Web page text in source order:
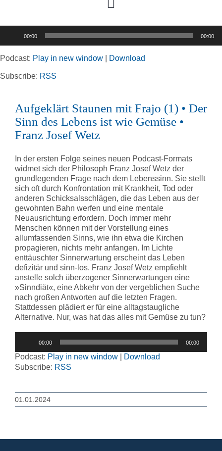
Toggle
Navigation
Rubriken
Kortizes Website
00:00 00:00
Podcast: Play in new window Download
Subscribe: RSS
Aufgeklärt Staunen mit Frajo (1) • Der
Sinn des Lebens ist wie Gemüse •
Franz Josef Wetz
In der ersten Folge seines neuen Podcast-Formats
widmet sich der Philosoph Franz Josef Wetz der
grundlegenden Frage nach dem Lebenssinn. Sie stellt
sich oft durch Konfrontation mit Krankheit, Tod oder
anderen Schicksalsschlägen, die das Leben aus der
gewohnten Bahn werfen und eine mentale
Neuausrichtung erfordern. Doch immer mehr
Menschen können mit der Vorstellung eines
allumfassenden Sinns, wie ihn etwa die Kirchen
propagieren, nichts mehr anfangen. Im Lichte
enttäuschter Sinnerwartung erscheint das Leben
defizitär und sinn-los. Franz Josef Wetz empfiehlt
anstelle solch überzogener Sinnerwartungen eine
»Sinndiät«, eine Abkehr von der vergeblichen Suche
nach großen Antworten auf die letzten Fragen.
Stattdessen plädiert er für eine alltagstaugliche
Alternative. Nur, was hat das alles mit Gemüse zu tun?
00:00 00:00
Podcast: Play in new window
Download
Subscribe: RSS
01.01.2024